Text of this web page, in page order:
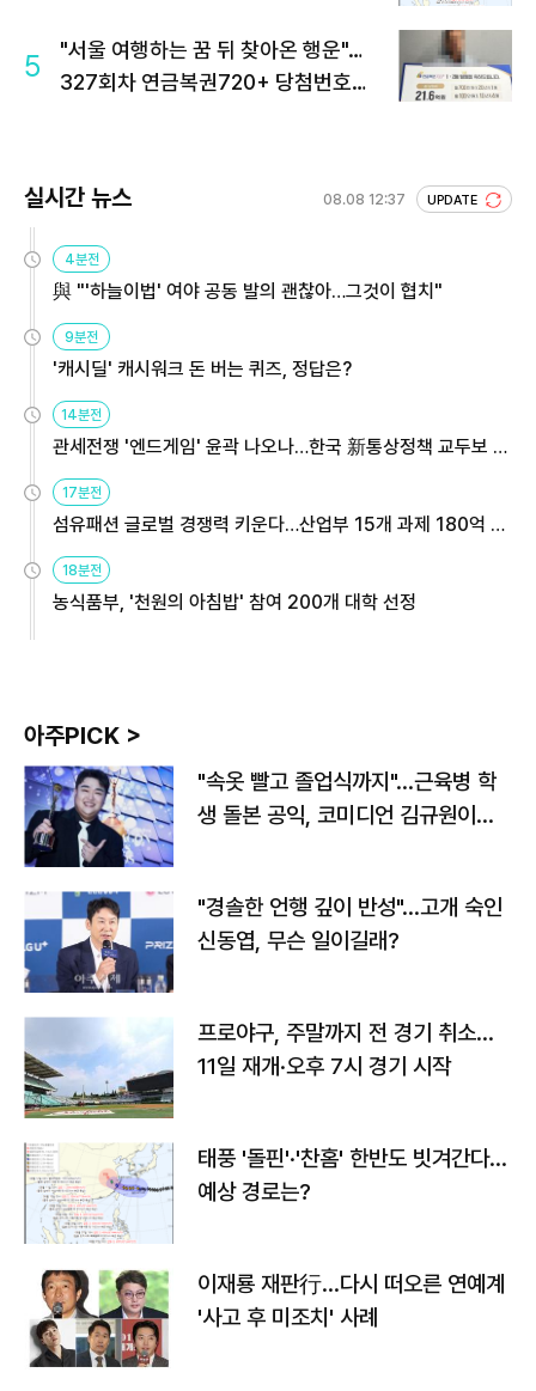
5
"서울 여행하는 꿈 뒤 찾아온 행운"…
327회차 연금복권720+ 당첨번호조
실시간 뉴스 08.08 12:37 UPDATE
4분전
與 "'하늘이법' 여야 공동 발의 괜찮아…그것이 협치"
9분전
'캐시딜' 캐시워크 돈 버는 퀴즈, 정답은?
14분전
관세전쟁 '엔드게임' 윤곽 나오나…한국 新통상정책 교두보 활
용해야
17분전
섬유패션 글로벌 경쟁력 키운다…산업부 15개 과제 180억 지
원
18분전
농식품부, '천원의 아침밥' 참여 200개 대학 선정
아주PICK >
"속옷 빨고 졸업식까지"…근육병 학
생 돌본 공익, 코미디언 김규원이었
"경솔한 언행 깊이 반성"…고개 숙인
신동엽, 무슨 일이길래?
프로야구, 주말까지 전 경기 취소…
11일 재개·오후 7시 경기 시작
태풍 '돌핀'·'찬홈' 한반도 빗겨간다…
예상 경로는?
이재룡 재판行…다시 떠오른 연예계
'사고 후 미조치' 사례